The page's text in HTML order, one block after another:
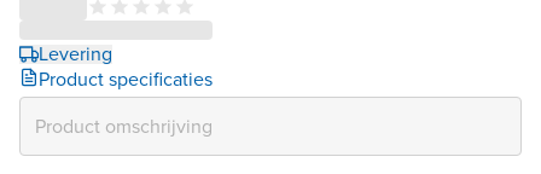
Levering
Product specificaties